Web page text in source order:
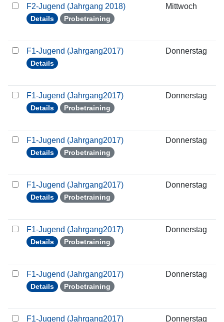
F2-Jugend (Jahrgang 2018)
Details Probetraining
Mittwoch
F1-Jugend (Jahrgang2017)
Details
Donnerstag
F1-Jugend (Jahrgang2017)
Details Probetraining
Donnerstag
F1-Jugend (Jahrgang2017)
Details Probetraining
Donnerstag
F1-Jugend (Jahrgang2017)
Details Probetraining
Donnerstag
F1-Jugend (Jahrgang2017)
Details Probetraining
Donnerstag
F1-Jugend (Jahrgang2017)
Details Probetraining
Donnerstag
F1-Jugend (Jahrgang2017) Donnerstag